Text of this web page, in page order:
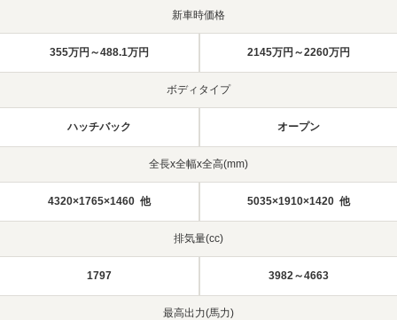
新車時価格
355万円～488.1万円 2145万円～2260万円
ボディタイプ
ハッチバック オープン
全長x全幅x全高(mm)
4320×1765×1460 他 5035×1910×1420 他
排気量(cc)
1797 3982～4663
最高出力(馬力)